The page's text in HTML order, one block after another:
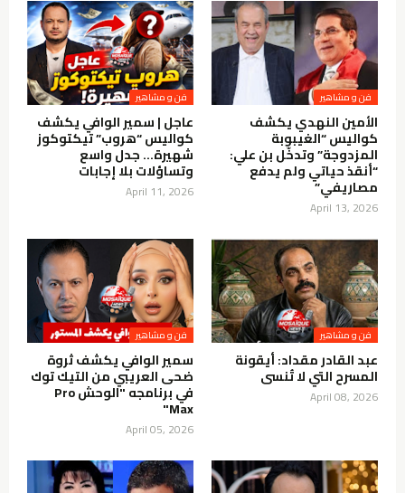
فن و مشاهير
الأمين النهدي يكشف
كواليس “الغيبوبة
المزدوجة” وتدخّل بن علي:
“أنقذ حياتي ولم يدفع
مصاريفي”
April 13, 2026
فن و مشاهير
عاجل | سمير الوافي يكشف
كواليس “هروب” تيكتوكوز
شهيرة… جدل واسع
وتساؤلات بلا إجابات
April 11, 2026
فن و مشاهير
عبد القادر مقداد: أيقونة
المسرح التي لا تُنسى
April 08, 2026
فن و مشاهير
سمير الوافي يكشف ثروة
ضحى العريبي من التيك توك
في برنامجه "الوحش Pro
Max"
April 05, 2026